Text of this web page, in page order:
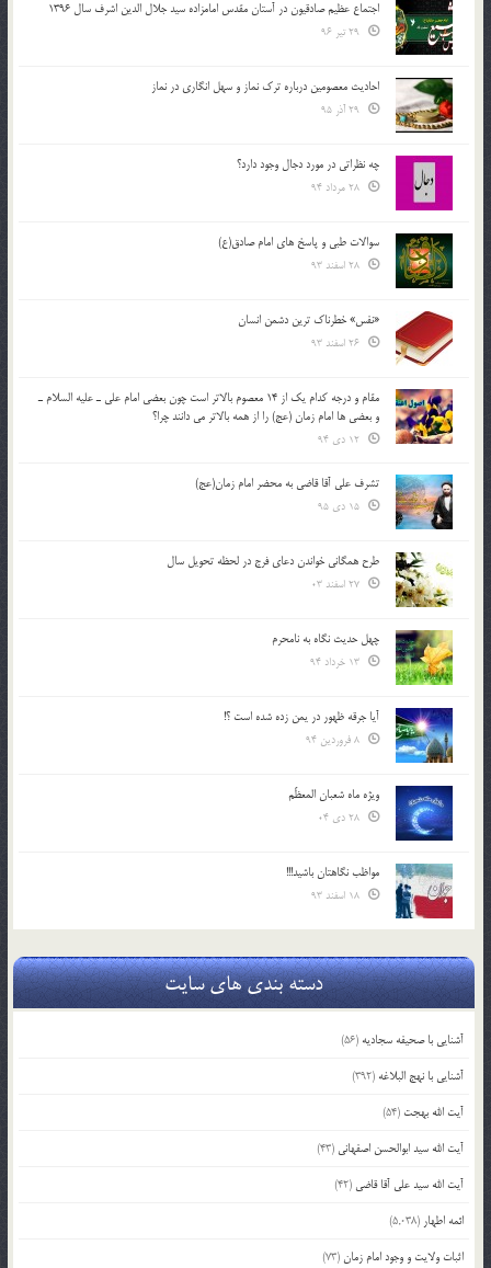
اجتماع عظیم صادقیون در آستان مقدس امامزاده سید جلال الدین اشرف سال 1396
احادیث معصومین درباره ترک نماز و سهل انگاری در نماز
چه نظراتی در مورد دجال وجود دارد؟
سوالات طبی و پاسخ های امام صادق(ع)
«نفس» خطرناک ترین دشمن انسان
مقام و درجه كدام يك از 14 معصوم بالاتر است چون بعضي امام علي ـ عليه السلام ـ
و بعضي ها امام زمان (عج) را از همه بالاتر مي دانند چرا؟
تشرف علي آقا قاضي به محضر امام زمان(عج)
طرح همگانی خواندن دعای فرج در لحظه تحویل سال
چهل حدیث نگاه به نامحرم
آیا جرقه ظهور در یمن زده شده است ؟!
ویژه ماه شعبان المعظّم
مواظب نگاهتان باشید!!!
دسته بندی های سایت
آشنایی با صحیفه سجادیه (56)
آشنایی با نهج البلاغه (392)
آیت الله بهجت (54)
آیت الله سید ابوالحسن اصفهانی (43)
آیت الله سید علی آقا قاضی (42)
ائمه اطهار (5,038)
اثبات ولایت و وجود امام زمان(73)